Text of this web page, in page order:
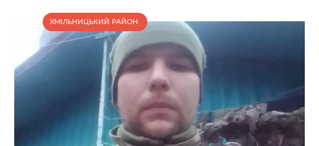
ХМІЛЬНИЦЬКИЙ РАЙОН